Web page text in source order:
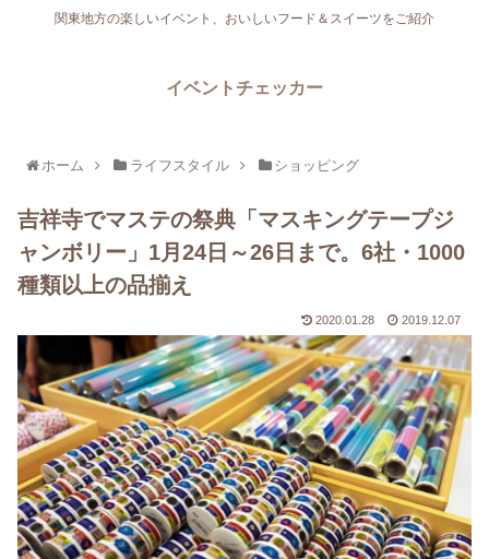
関東地方の楽しいイベント、おいしいフード＆スイーツをご紹介
イベントチェッカー
ホーム ライフスタイル ショッピング
吉祥寺でマステの祭典「マスキングテープジ
ャンボリー」1月24日～26日まで。6社・1000
種類以上の品揃え
2020.01.28 2019.12.07